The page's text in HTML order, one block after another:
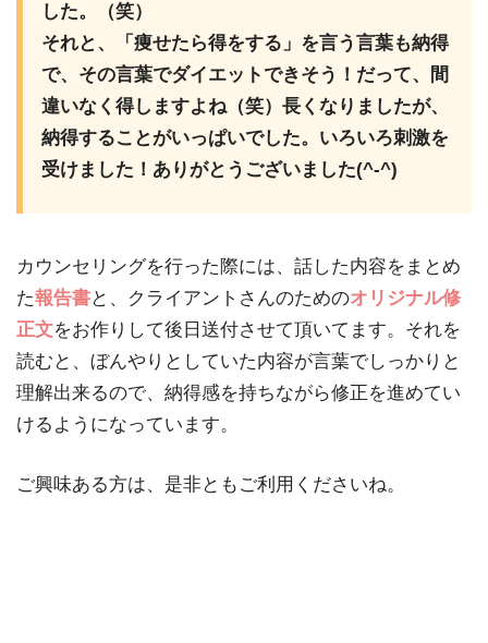
した。（笑）
それと、「痩せたら得をする」を言う言葉も納得
で、その言葉でダイエットできそう！だって、間
違いなく得しますよね（笑）長くなりましたが、
納得することがいっぱいでした。いろいろ刺激を
受けました！ありがとうございました(^-^)
カウンセリングを行った際には、話した内容をまとめ
た報告書と、クライアントさんのためのオリジナル修
正文をお作りして後日送付させて頂いてます。それを
読むと、ぼんやりとしていた内容が言葉でしっかりと
理解出来るので、納得感を持ちながら修正を進めてい
けるようになっています。
ご興味ある方は、是非ともご利用くださいね。